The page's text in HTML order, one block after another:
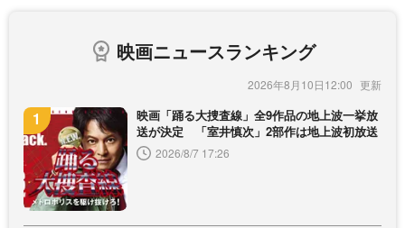
映画ニュースランキング
2026年8月10日12:00
映画「踊る大捜査線」全9作品の地上波一挙放
送が決定 「室井慎次」2部作は地上波初放送
2026/8/7 17:26